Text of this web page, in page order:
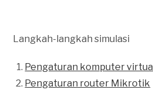
Langkah-langkah simulasi
Pengaturan komputer virtual
Pengaturan router Mikrotik